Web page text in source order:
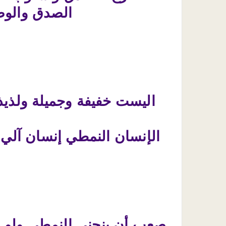
الصدق
اليست خفيفة وجميلة
الإنسان النمطي إنسان